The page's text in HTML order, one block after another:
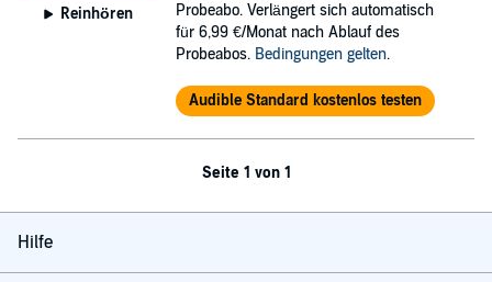
Reinhören
Probeabo. Verlängert sich automatisch
für 6,99 €/Monat nach Ablauf des
Probeabos. Bedingungen gelten.
Audible Standard kostenlos testen
Seite 1 von 1
Hilfe